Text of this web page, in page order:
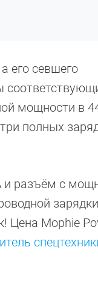
его севшего
мощности в
полных
и разъём с
зарядки
Цена Mophie